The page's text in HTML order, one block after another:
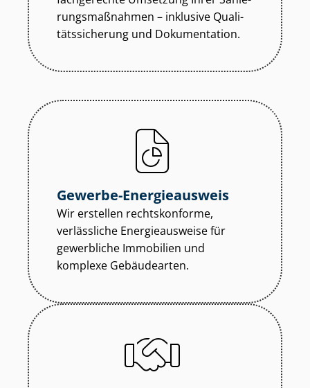
rungs­maß­nah­men – inklusive Qua­li­
täts­si­che­rung und Dokumentation.
Gewerbe-Energieausweis
Wir erstellen rechtskonforme,
verlässliche Energieausweise für
gewerbliche Immobilien und
komplexe Gebäudearten.